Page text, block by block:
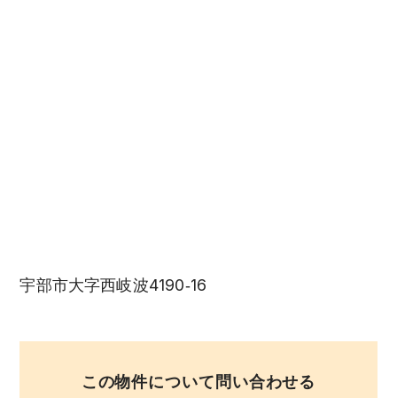
宇部市大字西岐波4190‐16
この物件について問い合わせる